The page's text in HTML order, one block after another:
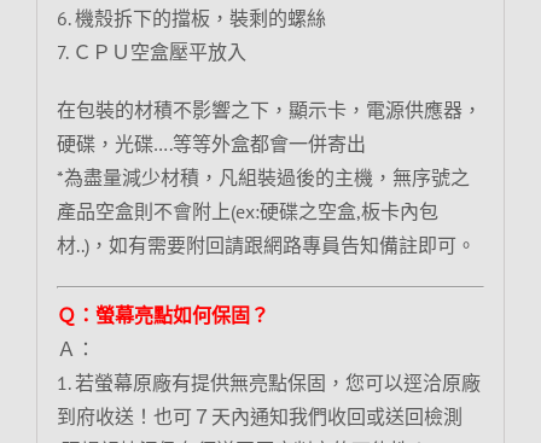
6. 機殼拆下的擋板，裝剩的螺絲
7. ＣＰＵ空盒壓平放入
在包裝的材積不影響之下，顯示卡，電源供應器，
硬碟，光碟….等等外盒都會一併寄出
*為盡量減少材積，凡組裝過後的主機，無序號之
產品空盒則不會附上(ex:硬碟之空盒,板卡內包
材..)，如有需要附回請跟網路專員告知備註即可。
Ｑ：螢幕亮點如何保固？
Ａ：
1. 若螢幕原廠有提供無亮點保固，您可以逕洽原廠
到府收送！也可７天內通知我們收回或送回檢測